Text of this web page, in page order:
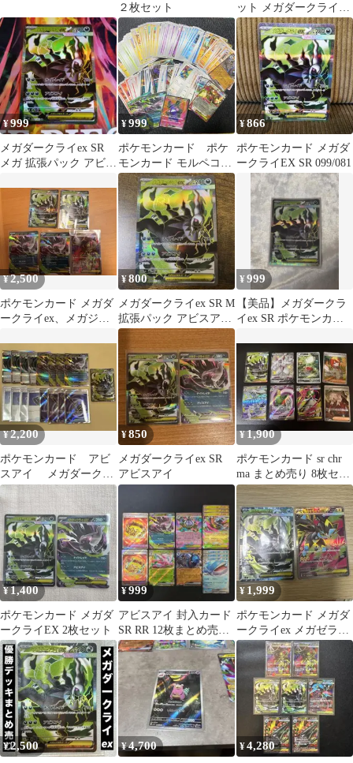
２枚セット
ット メガダークライ
EX 他
¥999
メガダークライex SR
メガ 拡張パック アビス
¥999
ポケモンカード ポケ
モンカード モルペコex
SR メガダークライex
RR
¥866
ポケモンカード メガダ
ークライEX SR 099/081
¥2,500
ポケモンカード メガダ
ークライex、メガジガ
¥800
メガダークライex SR M
拡張パック アビスアイ
キラ 099/081
¥999
【美品】メガダークラ
イex SR ポケモンカー
¥2,200
ポケモンカード アビ
スアイ メガダークラ
イex SR RR デッ
キパーツ
¥850
メガダークライex SR
アビスアイ
¥1,900
ポケモンカード sr chr
ma まとめ売り 8枚セッ
ト
¥1,400
ポケモンカード メガダ
ークライEX 2枚セット
¥999
アビスアイ 封入カード
SR RR 12枚まとめ売り
ポケモン カード ゲーム
¥ 1,999
ポケモンカード メガダ
ークライex メガゼラオ
ラex SR 2枚セット
¥2,500 ¥4,700 ¥4,280